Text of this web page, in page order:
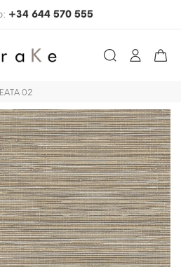
+34 644 570 555
02